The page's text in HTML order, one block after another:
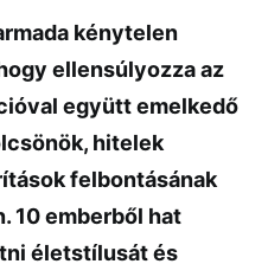
kénytelen
ellensúlyozza az
együtt emelkedő
hitelek
felbontásának
10 emberből hat
életstílusát és